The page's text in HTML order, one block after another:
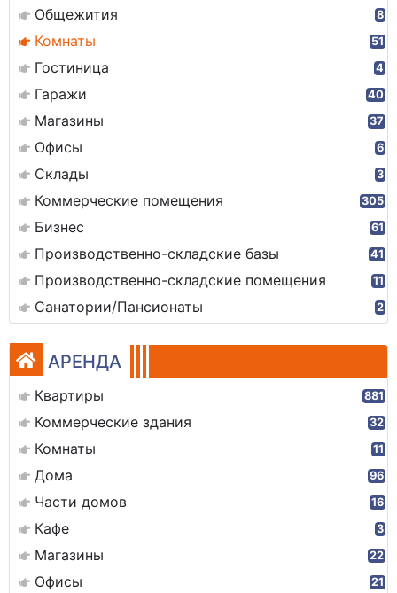
Общежития 8
Комнаты 51
Гостиница 4
Гаражи 40
Магазины 37
Офисы 6
Склады 3
Коммерческие помещения 305
Бизнес 61
Производственно-складские базы 41
Производственно-складские помещения 11
Санатории/Пансионаты 2
АРЕНДА
Квартиры 881
Коммерческие здания 32
Комнаты 11
Дома 96
Части домов 16
Кафе 3
Магазины 22
Офисы 21